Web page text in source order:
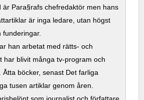
är Para§rafs chefredaktör men hans
är inga ledare, utan högst
funderingar.
han arbetat med rätts- och
har blivit många tv-program och
Åtta böcker, senast Det farliga
tusen artiklar genom åren.
som journalist och författare